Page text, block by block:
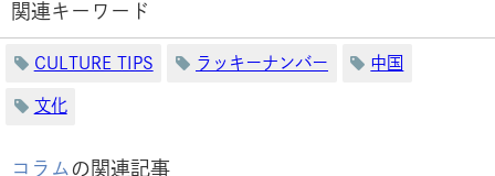
関連キーワード
CULTURE TIPS ラッキーナンバー 中国
文化
コラム の関連記事